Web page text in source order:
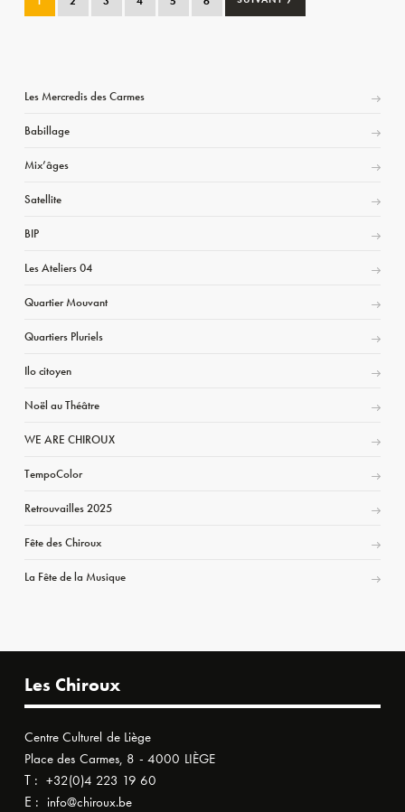
Les Mercredis des Carmes
Babillage
Mix’âges
Satellite
BIP
Les Ateliers 04
Quartier Mouvant
Quartiers Pluriels
Ilo citoyen
Noël au Théâtre
WE ARE CHIROUX
TempoColor
Retrouvailles 2025
Fête des Chiroux
La Fête de la Musique
Les Chiroux
Centre Culturel de Liège
Place des Carmes, 8 - 4000 LIÈGE
T : +32(0)4 223 19 60
E : info@chiroux.be